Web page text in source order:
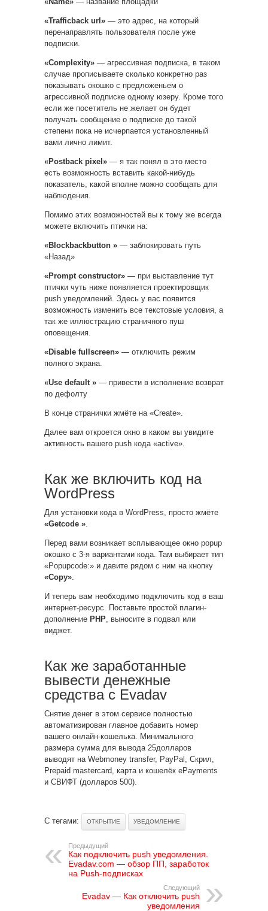
«Trafficback url» — это адрес, на который
перенаправлять пользователя после уже
подписки.
«Complexity» — агрессивная подписка, в таком
случае прописываете сколько конкретно раз
показывать окошко с предложеньем о
агрессивной подписке одному юзеру. Кроме того
если же посетитель не желает он будет
получать сообщение о подписке до такой
степени пока не исчерпается установленный
вами лично лимит.
«Postback pixel» — я так понял в это место
есть возможность вставить какой-нибудь
показатель, какой вполне можно сообщать для
наблюдения.
Помимо этих возможностей вы к тому же всегда
можете включить птички на:
«Blockbackbutton » — заблокировать путь
«Назад»
«Prompt constructor» — при выставление тут
птички чуть ниже появляется проектировщик
push уведомлений. Здесь у вас появится
возможность изменить все текстовые условия, а
так же иллюстрацию страничного пуш
оповещения.
«Disable fullscreen» — отключить режим
полного экрана.
«Use default » — привести в исполнение возврат
по дефолту
В конце странички жмёте на «Create».
Далее вам откроется окно в каком вы увидите
активность вашего push кода «active».
Как же включить код на
WordPress
Для установки кода в WordPress, просто жмёте
«Getcode »
Перед вами возникает всплывающее окно popup
окошко с 3-я вариантами кода. Там выбирает тип
«Popupcode:» и давите рядом с ним на кнопку
«Copy»
И теперь вам необходимо подключить код в ваш
интернет-ресурс. Поставьте простой плагин-
дополнение PHP , выносите в подвал или
виджет.
Как же заработанные
вывести денежные
средства с Evadav
Снятие денег в этом сервисе полностью
автоматизирован главное добавить номер
вашего онлайн-кошелька. Минимального
размера сумма для вывода 25долларов
выводят на Webmoney transfer, PayPal, Скрил,
Prepaid mastercard, карта и кошелёк ePayments
и СВИФТ (долларов 500).
С тегами: ОТКРЫТИЕ УВЕДОМЛЕНИЕ
Предыдущий
Как подключить push уведомления.
Evadav.com — обзор ПП, заработок
на Push-подписках
Следующий
Evadav — Как отключить push
уведомления